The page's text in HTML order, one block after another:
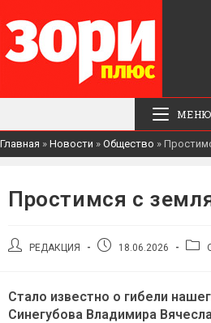
МЕНЮ
Главная » Новости » Общество »
Простимся с
АвторРЕДАКЦИЯ
Запись18.06.2026
Стало известно о гибели
Синегубова Владимира